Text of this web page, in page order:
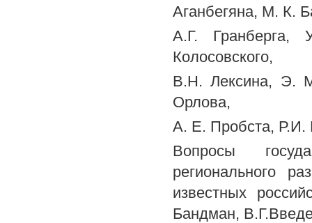
Аганбегяна, М. К.
A.Г.
Колосовского,
B.Н. Лексина, Э.
Орлова,
A. Е. Пробста, Р.И.
Вопросы
регионального
известных
Бандман,